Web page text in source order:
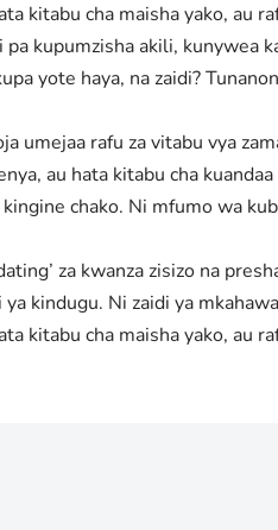
kitabu cha maisha yako, au
kupumzisha akili, kunywea
yote haya, na zaidi?
umejaa rafu za vitabu vya
au hata kitabu cha
chako. Ni mfumo wa
za kwanza zisizo na
kindugu. Ni zaidi ya
kitabu cha maisha yako, au